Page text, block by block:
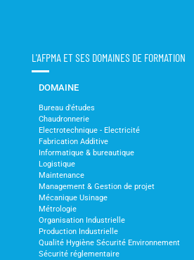
L'AFPMA ET SES DOMAINES DE FORMATION
DOMAINE
Bureau d'études
Chaudronnerie
Electrotechnique - Electricité
Fabrication Additive
Informatique & bureautique
Logistique
Maintenance
Management & Gestion de projet
Mécanique Usinage
Métrologie
Organisation Industrielle
Production Industrielle
Qualité Hygiène Sécurité Environnement
Sécurité réglementaire